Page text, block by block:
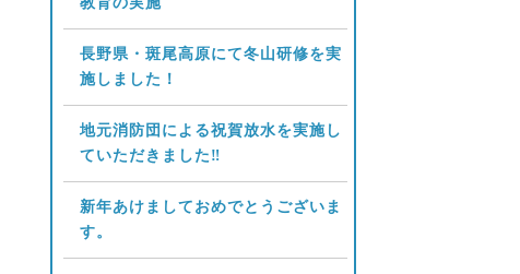
教育の実施
長野県・斑尾高原にて冬山研修を実
施しました！
地元消防団による祝賀放水を実施し
ていただきました‼
新年あけましておめでとうございま
す。